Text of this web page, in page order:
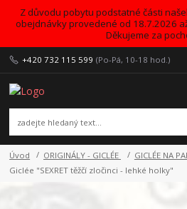
Z důvodu pobytu podstatné části
obejdnávky provedené od 18.7.2026
Děkujeme za
+420 732 115 599 (Po-Pá, 10-18 hod.)
Úvod ORIGINÁLY - GICLÉE GICLÉE NA
Giclée "SEXRET těžčí zločinci - lehké holky"